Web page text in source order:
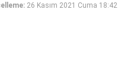
26 Kasım 2021 Cuma 18:42